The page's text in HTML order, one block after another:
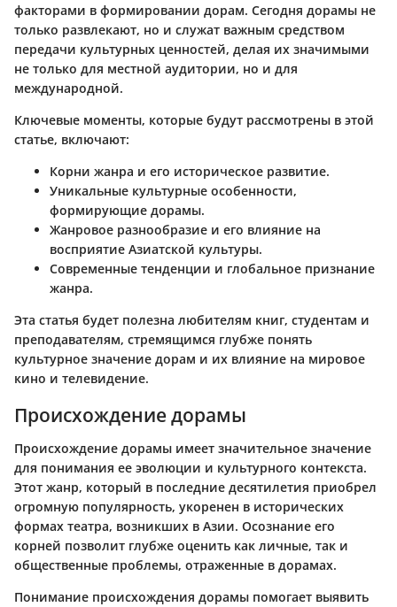
факторами в формировании дорам. Сегодня дорамы не
только развлекают, но и служат важным средством
передачи культурных ценностей, делая их значимыми
не только для местной аудитории, но и для
международной.
Ключевые моменты, которые будут рассмотрены в этой
статье, включают:
Корни жанра и его историческое развитие.
Уникальные культурные особенности,
формирующие дорамы.
Жанровое разнообразие и его влияние на
восприятие Азиатской культуры.
Современные тенденции и глобальное признание
жанра.
Эта статья будет полезна любителям книг, студентам и
преподавателям, стремящимся глубже понять
культурное значение дорам и их влияние на мировое
кино и телевидение.
Происхождение дорамы
Происхождение дорамы имеет значительное значение
для понимания ее эволюции и культурного контекста.
Этот жанр, который в последние десятилетия приобрел
огромную популярность, укоренен в исторических
формах театра, возникших в Азии. Осознание его
корней позволит глубже оценить как личные, так и
общественные проблемы, отраженные в дорамах.
Понимание происхождения дорамы помогает выявить